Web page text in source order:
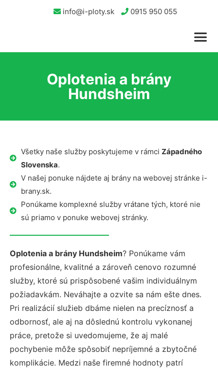
info@i-ploty.sk 0915 950 055
Oplotenia a brány
Hundsheim
Všetky naše služby poskytujeme v rámci Západného
Slovenska.
V našej ponuke nájdete aj brány na webovej stránke i-
brany.sk.
Ponúkame komplexné služby vrátane tých, ktoré nie
sú priamo v ponuke webovej stránky.
Oplotenia a brány Hundsheim? Ponúkame vám
profesionálne, kvalitné a zároveň cenovo rozumné
služby, ktoré sú prispôsobené vašim individuálnym
požiadavkám. Neváhajte a ozvite sa nám ešte dnes.
Pri realizácií služieb dbáme nielen na precíznosť a
odbornosť, ale aj na dôslednú kontrolu vykonanej
práce, pretože si uvedomujeme, že aj malé
pochybenie môže spôsobiť nepríjemné a zbytočné
komplikácie. Medzi naše firemné hodnoty patrí